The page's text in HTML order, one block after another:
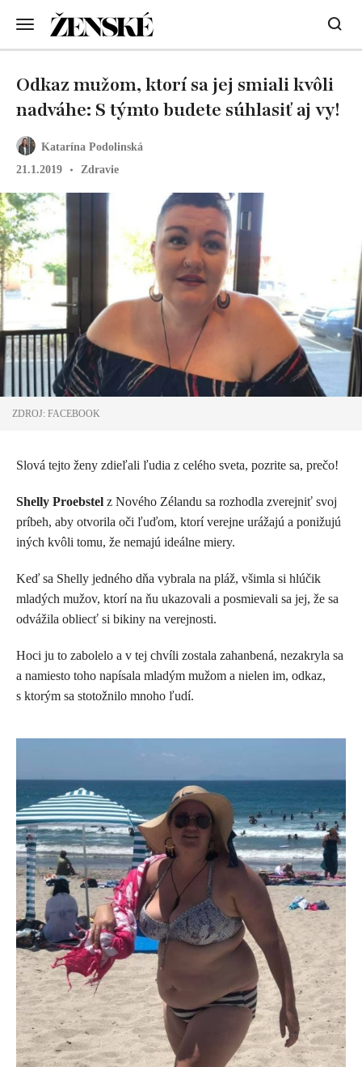
Katarína Podolinská
21.1.2019
Zdravie
Odkaz mužom, ktorí sa jej smiali kvôli
nadváhe: S týmto budete súhlasiť aj vy!
ZDROJ: FACEBOOK
Slová tejto ženy zdieľali ľudia z celého sveta, pozrite sa, prečo!
Shelly Proebstel z Nového Zélandu sa rozhodla zverejniť svoj
príbeh, aby otvorila oči ľuďom, ktorí verejne urážajú a ponižujú
iných kvôli tomu, že nemajú ideálne miery.
Keď sa Shelly jedného dňa vybrala na pláž, všimla si hlúčik
mladých mužov, ktorí na ňu ukazovali a posmievali sa jej, že sa
odvážila obliecť si bikiny na verejnosti.
Hoci ju to zabolelo a v tej chvíli zostala zahanbená, nezakryla sa
a namiesto toho napísala mladým mužom a nielen im, odkaz,
s ktorým sa stotožnilo mnoho ľudí.